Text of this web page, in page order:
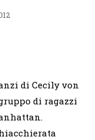
di Cecily von
di ragazzi